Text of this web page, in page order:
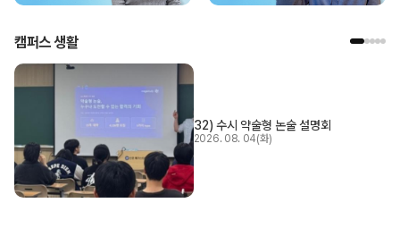
캠퍼스 생활
32) 수시 약술형 논술 설명회
2026. 08. 04(화)